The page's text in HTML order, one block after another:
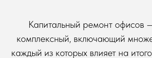
Капитальный ремонт офисов
комплексный, включающий
каждый из которых влияет на